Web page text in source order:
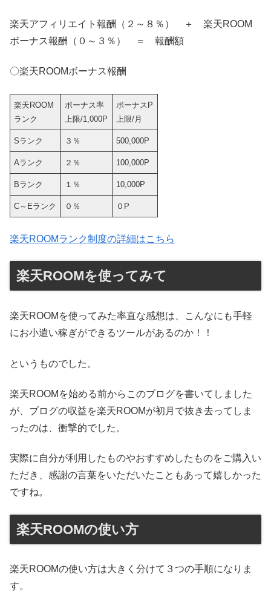
楽天アフィリエイト報酬（２～８％） ＋ 楽天ROOM
ボーナス報酬（０～３％） ＝ 報酬額
〇楽天ROOMボーナス報酬
楽天ROOM
ランク
ボーナス率
上限/1,000P
ボーナスP
上限/月
Sランク ３％ 500,000P
Aランク ２％ 100,000P
Bランク １％ 10,000P
C～Eランク ０％ ０P
楽天ROOMランク制度の詳細はこちら
楽天ROOMを使ってみて
楽天ROOMを使ってみた率直な感想は、こんなにも手軽
にお小遣い稼ぎができるツールがあるのか！！
というものでした。
楽天ROOMを始める前からこのブログを書いてしました
が、ブログの収益を楽天ROOMが初月で抜き去ってしま
ったのは、衝撃的でした。
実際に自分が利用したものやおすすめしたものをご購入い
ただき、感謝の言葉をいただいたこともあって嬉しかった
ですね。
楽天ROOMの使い方
楽天ROOMの使い方は大きく分けて３つの手順になりま
す。